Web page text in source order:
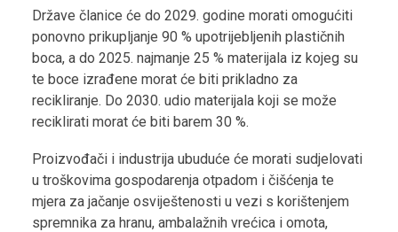
Države članice će do 2029. godine morati omogućiti
ponovno prikupljanje 90 % upotrijebljenih plastičnih
boca, a do 2025. najmanje 25 % materijala iz kojeg su
te boce izrađene morat će biti prikladno za
recikliranje. Do 2030. udio materijala koji se može
reciklirati morat će biti barem 30 %.
Proizvođači i industrija ubuduće će morati sudjelovati
u troškovima gospodarenja otpadom i čišćenja te
mjera za jačanje osviještenosti u vezi s korištenjem
spremnika za hranu, ambalažnih vrećica i omota,